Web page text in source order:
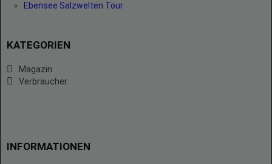
Ebensee Salzwelten Tour
KATEGORIEN
Magazin
Verbraucher
INFORMATIONEN